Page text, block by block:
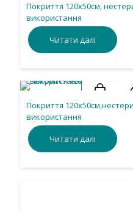
Покриття 120х50см,
використання
Читати далі
Покриття
використання
Читати далі